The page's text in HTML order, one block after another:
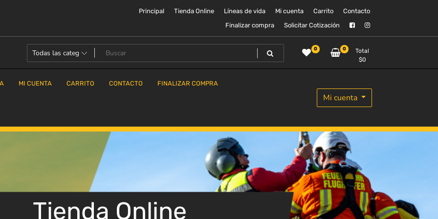
Principal Tienda Online Líneas de vida Mi cuenta Carrito
Contacto
Finalizar compra
Solicitar Cotización
0 0
Total
$0
MI CUENTA CARRITO CONTACTO FINALIZAR COMPRA
Mi cuenta
Tienda Online